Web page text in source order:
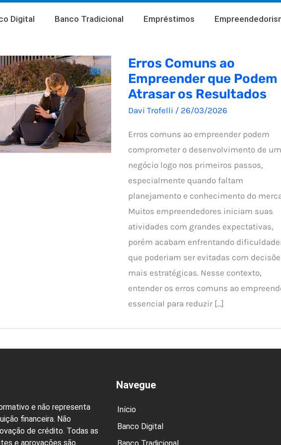
Digital Banco Tradicional Empréstimos
Erros Comuns ao
Empreender que Podem
Atrasar os Resultados
Davi Trofelli / 26/03/2026
Erros comuns ao empreender podem
comprometer o desenvolvimento de um
negócio logo nos primeiros passos,
especialmente quando faltam
planejamento e conhecimento do
Muitos empreendedores iniciam suas
atividades com grandes expectativas,
porém acabam enfrentando
que poderiam ser evitadas com
mais estratégicas. Nesse contexto,
entender os erros comuns ao
essencial para reduzir […]
e não representa
financeira. Não
de crédito. Todas as
e aprovações são
Navegue
Início
Banco Digital
Banco Tradicional